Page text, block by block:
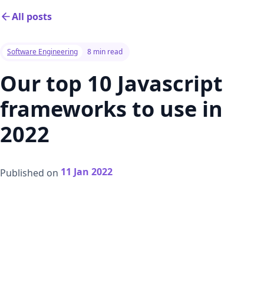
All posts
Software Engineering 8 min read
Our top 10 Javascript
frameworks to use in
2022
Published on 11 Jan 2022